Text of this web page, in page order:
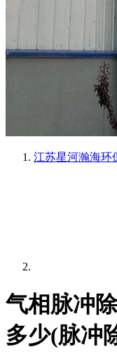
江苏星河瀚海环
气相脉冲
多少(脉冲